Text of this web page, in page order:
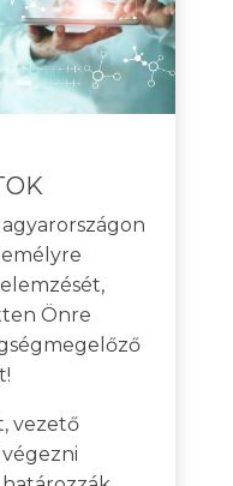
Önre
vezető